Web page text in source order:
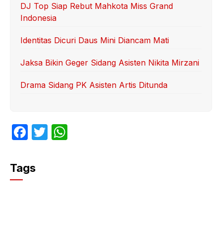
DJ Top Siap Rebut Mahkota Miss Grand
Indonesia
Identitas Dicuri Daus Mini Diancam Mati
Jaksa Bikin Geger Sidang Asisten Nikita Mirzani
Drama Sidang PK Asisten Artis Ditunda
F
c
e
T
Tags